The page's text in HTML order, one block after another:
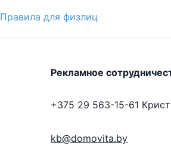
Правила для физлиц
Рекламное
+375 29 563-15-61
kb@domovita.by